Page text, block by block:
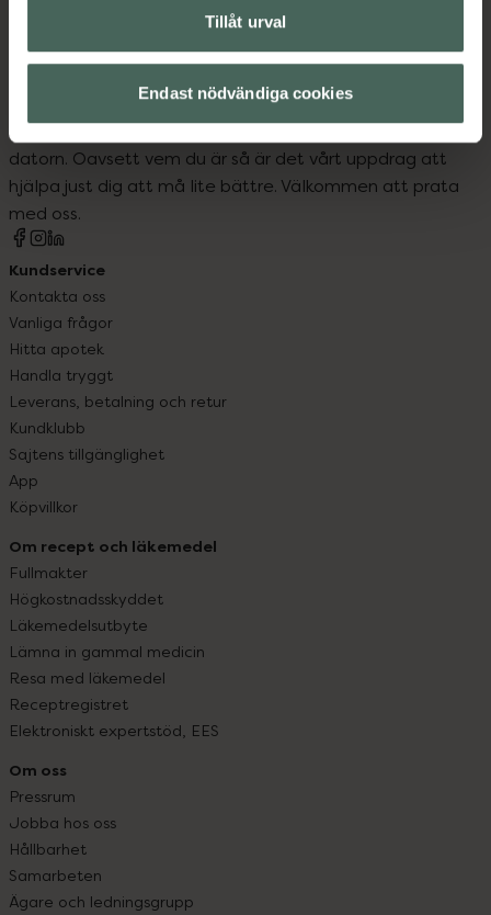
Tillåt urval
Endast nödvändiga cookies
Kronans Apotek finns här för dig. Du hittar oss från Skåne i
syd till Lappland i norr, och online i mobilen och på
datorn. Oavsett vem du är så är det vårt uppdrag att
hjälpa just dig att må lite bättre. Välkommen att prata
med oss.
Kundservice
Kontakta oss
Vanliga frågor
Hitta apotek
Handla tryggt
Leverans, betalning och retur
Kundklubb
Sajtens tillgänglighet
App
Köpvillkor
Om recept och läkemedel
Fullmakter
Högkostnadsskyddet
Läkemedelsutbyte
Lämna in gammal medicin
Resa med läkemedel
Receptregistret
Elektroniskt expertstöd, EES
Om oss
Pressrum
Jobba hos oss
Hållbarhet
Samarbeten
Ägare och ledningsgrupp